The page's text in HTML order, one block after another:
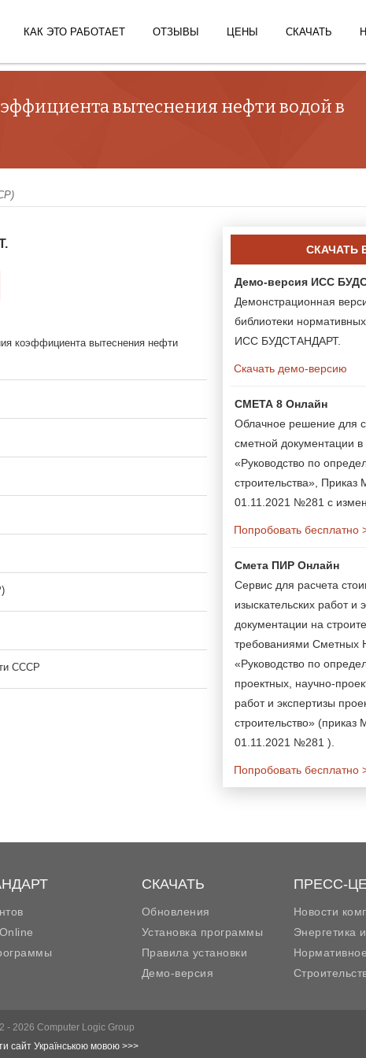
КАК ЭТО РАБОТАЕТ ОТЗЫВЫ ЦЕНЫ СКАЧАТЬ
вытеснения нефти водой в
коэффициента вытеснения нефти
СССР
СКАЧАТЬ
Демо-версия ИСС
Демонстрационная
библиотеки
ИСС БУДСТАНДАРТ.
Скачать демо-версию
СМЕТА 8 Онлайн
Облачное решение для
сметной документации в
«Руководство по
строительства», Приказ
01.11.2021 №281 с
Попробовать бесплатно
Смета ПИР Онлайн
Сервис для расчета
изыскательских работ и
документации на
требованиями Сметных
«Руководство по
проектных, научно-
работ и экспертизы
строительство»
01.11.2021 №281 ).
Попробовать бесплатно
СКАЧАТЬ
Обновления
Установка программы
Правила установки
Демо-версия
ПРЕСС-
Новости
Энергетика
- 2026 Computer Logic Group
сайт Українською мовою >>>